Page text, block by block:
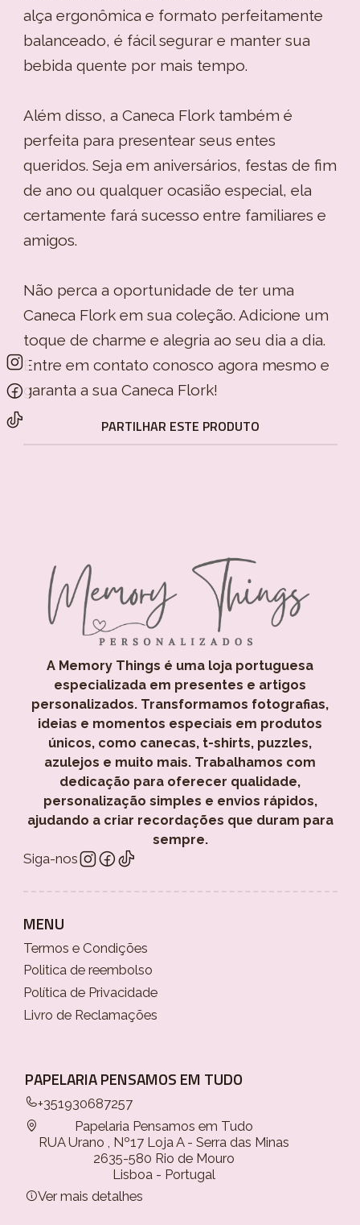
alça ergonômica e formato perfeitamente
balanceado, é fácil segurar e manter sua
bebida quente por mais tempo.
Além disso, a Caneca Flork também é
perfeita para presentear seus entes
queridos. Seja em aniversários, festas de fim
de ano ou qualquer ocasião especial, ela
certamente fará sucesso entre familiares e
amigos.
Não perca a oportunidade de ter uma
Caneca Flork em sua coleção. Adicione um
toque de charme e alegria ao seu dia a dia.
Entre em contato conosco agora mesmo e
garanta a sua Caneca Flork!
PARTILHAR ESTE PRODUTO
A Memory Things é uma loja portuguesa
especializada em presentes e artigos
personalizados. Transformamos fotografias,
ideias e momentos especiais em produtos
únicos, como canecas, t-shirts, puzzles,
azulejos e muito mais. Trabalhamos com
dedicação para oferecer qualidade,
personalização simples e envios rápidos,
ajudando a criar recordações que duram para
sempre.
Siga-nos
MENU
Termos e Condições
Politica de reembolso
Política de Privacidade
Livro de Reclamações
PAPELARIA PENSAMOS EM TUDO
+351930687257
Papelaria Pensamos em Tudo
RUA Urano , Nº17 Loja A - Serra das Minas
2635-580 Rio de Mouro
Lisboa - Portugal
Ver mais detalhes